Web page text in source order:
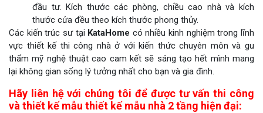
đầu tư. Kích thước các phòng, chiều cao nhà và kích
thước cửa đều theo kích thước phong thủy.
Các kiến trúc sư tại KataHome có nhiều kinh nghiệm trong lĩnh
vực thiết kế thi công nhà ở với kiến thức chuyên môn và gu
thẩm mỹ nghệ thuật cao cam kết sẽ sáng tạo hết mình mang
lại không gian sống lý tưởng nhất cho bạn và gia đình.
Hãy liên hệ với chúng tôi để được tư vấn thi công
và thiết kế mẫu thiết kế mẫu nhà 2 tầng hiện đại: